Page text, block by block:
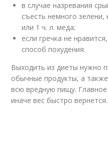
в случае назревания
съесть немного зелени,
или 1 ч. л. меда;
если гречка не
способ похудения.
Выходить из диеты нужно
обычные продукты, а
всю вредную пищу.
иначе вес быстро вернется.